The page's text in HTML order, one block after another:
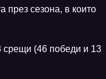
сезона, в които
срещи (46 победи и 13